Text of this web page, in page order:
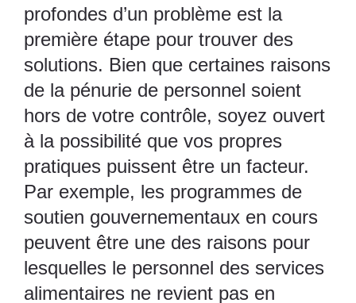
profondes d’un problème est la
première étape pour trouver des
solutions. Bien que certaines raisons
de la pénurie de personnel soient
hors de votre contrôle, soyez ouvert
à la possibilité que vos propres
pratiques puissent être un facteur.
Par exemple, les programmes de
soutien gouvernementaux en cours
peuvent être une des raisons pour
lesquelles le personnel des services
alimentaires ne revient pas en